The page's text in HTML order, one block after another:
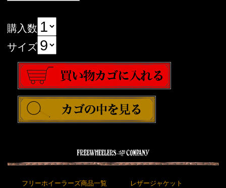
購入数
サイズ
フリーホイーラーズ商品一覧 レザージャケット